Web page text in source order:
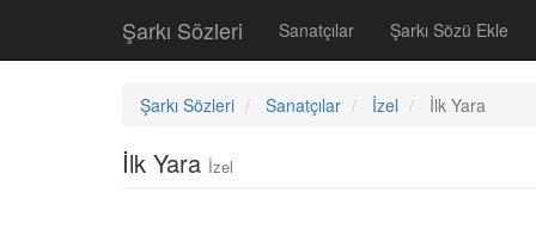
Şarkı Sözleri Sanatçılar Şarkı Sözü Ekle
Şarkı Sözleri Sanatçılar İzel İlk Yara
İlk Yara İzel